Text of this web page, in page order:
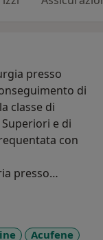
presso
di
classe di
e di
con
presso
poli della
e lavoro in
Acufene